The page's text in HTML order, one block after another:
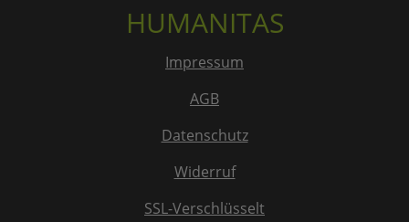
HUMANITAS
Impressum
AGB
Datenschutz
Widerruf
SSL-Verschlüsselt